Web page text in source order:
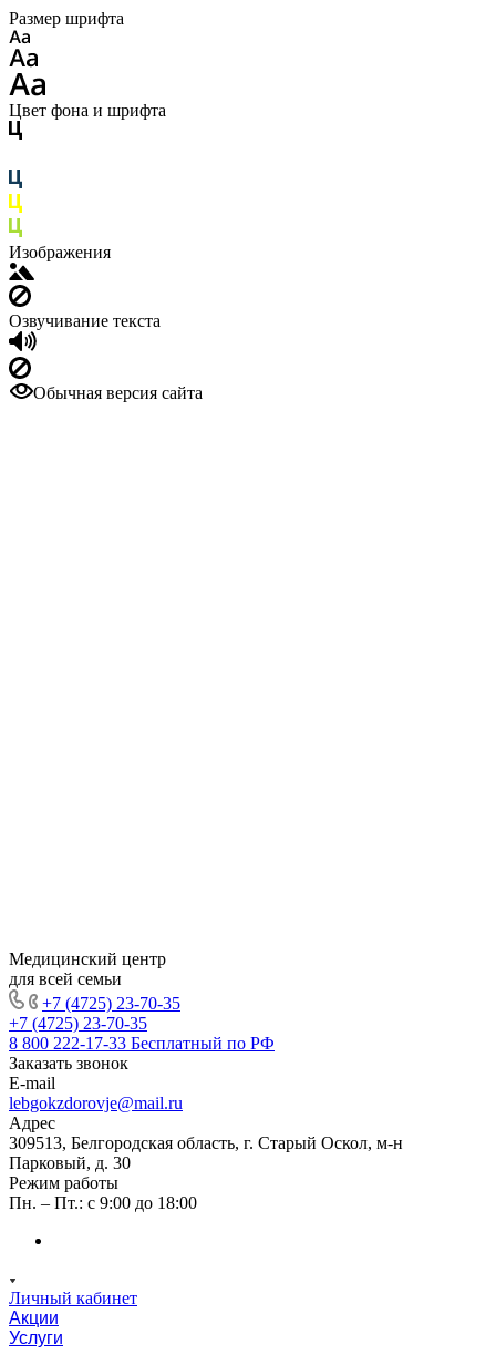
Размер шрифта
Цвет фона и шрифта
Изображения
Озвучивание текста
Обычная версия сайта
Медицинский центр
для всей семьи
+7 (4725) 23-70-35
+7 (4725) 23-70-35
8 800 222-17-33 Бесплатный по РФ
Заказать звонок
E-mail
lebgokzdorovje@mail.ru
Адрес
309513, Белгородская область, г. Старый Оскол, м-н
Парковый, д. 30
Режим работы
Пн. – Пт.: с 9:00 до 18:00
Личный кабинет
Акции
Услуги